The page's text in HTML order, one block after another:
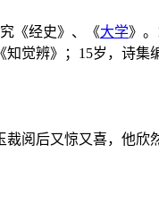
《经史》、《大学》
觉辨》；15岁，诗集
阅后又惊又喜，他